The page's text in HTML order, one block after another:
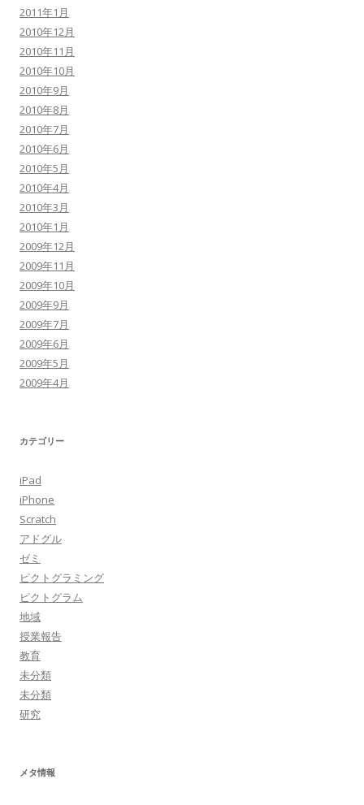
2011年1月
2010年12月
2010年11月
2010年10月
2010年9月
2010年8月
2010年7月
2010年6月
2010年5月
2010年4月
2010年3月
2010年1月
2009年12月
2009年11月
2009年10月
2009年9月
2009年7月
2009年6月
2009年5月
2009年4月
カテゴリー
iPad
iPhone
Scratch
アドグル
ゼミ
ピクトグラミング
ピクトグラム
地域
授業報告
教育
未分類
未分類
研究
メタ情報